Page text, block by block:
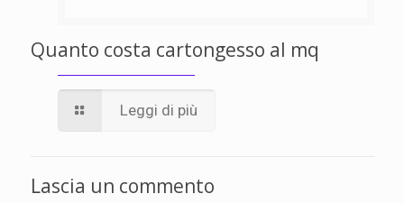
Quanto costa cartongesso al mq
Leggi di più
Lascia un commento